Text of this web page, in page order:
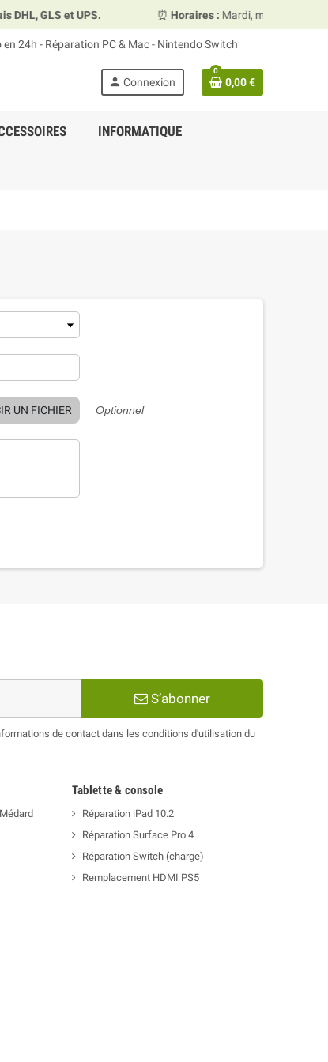
GLS et UPS. Horaires :Mardi, mercredi et
24h - Réparation PC & Mac - Nintendo Switch
person Connexion
0
0,00 €
INFORMATIQUE
UN FICHIER Optionnel
S’abonner
de contact dans les conditions d'utilisation du
Tablette & console
Réparation iPad 10.2
Réparation Surface Pro 4
Réparation Switch (charge)
Remplacement HDMI PS5